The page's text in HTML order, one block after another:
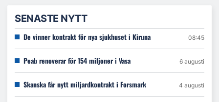
SENASTE NYTT
De vinner kontrakt för nya sjukhuset i Kiruna 08:45
Peab renoverar för 154 miljoner i Vasa 6 augusti
Skanska får nytt miljardkontrakt i Forsmark 4 augusti